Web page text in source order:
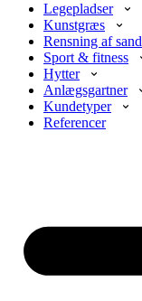
Legepladser
Kunstgræs
Rensning af sand
Sport & fitness
Hytter
Anlægsgartner
Kundetyper
Referencer